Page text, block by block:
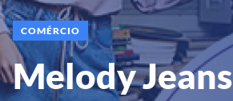
COMÉRCIO
Melody Jeans